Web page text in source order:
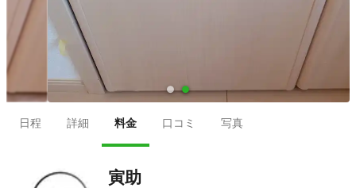
● ●
日程 詳細 料金 口コミ 写真
寅助